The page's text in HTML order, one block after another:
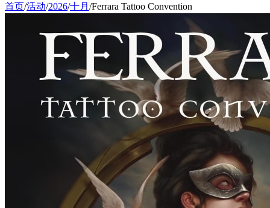
首页/活动/2026/十月 /Ferrara Tattoo Convention